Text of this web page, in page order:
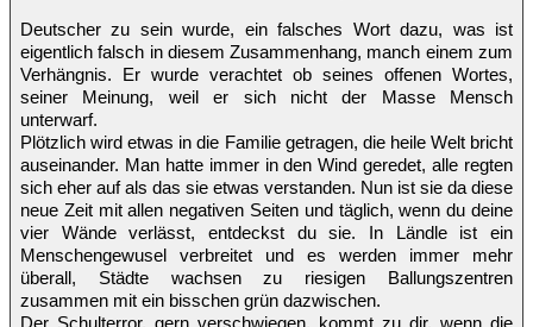
Deutscher zu sein wurde, ein falsches Wort dazu, was ist
eigentlich falsch in diesem Zusammenhang, manch einem zum
Verhängnis. Er wurde verachtet ob seines offenen Wortes,
seiner Meinung, weil er sich nicht der Masse Mensch
unterwarf.
Plötzlich wird etwas in die Familie getragen, die heile Welt bricht
auseinander. Man hatte immer in den Wind geredet, alle regten
sich eher auf als das sie etwas verstanden. Nun ist sie da diese
neue Zeit mit allen negativen Seiten und täglich, wenn du deine
vier Wände verlässt, entdeckst du sie. In Ländle ist ein
Menschengewusel verbreitet und es werden immer mehr
überall, Städte wachsen zu riesigen Ballungszentren
zusammen mit ein bisschen grün dazwischen.
Der Schulterror, gern verschwiegen, kommt zu dir, wenn die